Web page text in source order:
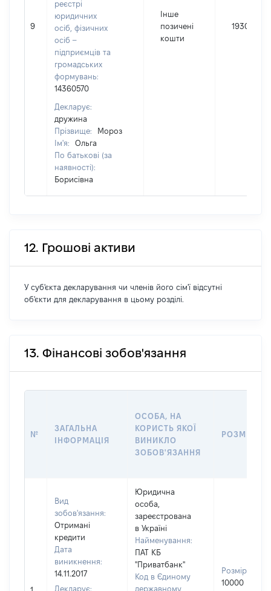
9
реєстрі
юридичних
осіб, фізичних
осіб –
підприємців та
громадських
формувань:
14360570
Декларує:
дружина
Прізвище:
Мороз
Ім'я:
Ольга
По батькові (за
наявності):
Борисівна
Інше
позичені
кошти
19300
12. Грошові активи
У суб'єкта декларування чи членів його сім'ї відсутні
об'єкти для декларування в цьому розділі.
13. Фінансові зобов'язання
№
ЗАГАЛЬНА
ІНФОРМАЦІЯ
ОСОБА, НА
КОРИСТЬ ЯКОЇ
ВИНИКЛО
ЗОБОВ'ЯЗАННЯ
РОЗМІР
Вид
зобов'язання:
Отримані
кредити
Дата
виникнення:
14.11.2017
Декларує:
Юридична
особа,
зареєстрована
в Україні
Найменування:
ПАТ КБ
"Приватбанк"
Код в Єдиному
державному
Розмір:
10000